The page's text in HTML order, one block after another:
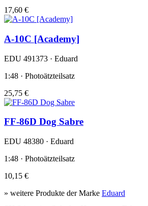
17,60 €
A-10C [Academy]
EDU 491373 · Eduard
1:48 · Photoätzteilsatz
25,75 €
FF-86D Dog Sabre
EDU 48380 · Eduard
1:48 · Photoätzteilsatz
10,15 €
» weitere Produkte der Marke Eduard